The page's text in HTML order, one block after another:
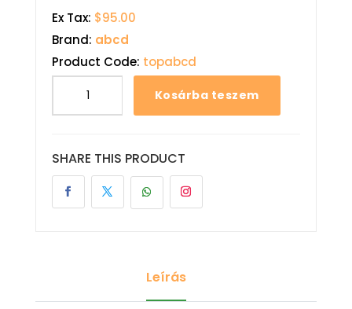
Ex Tax: $95.00
Brand: abcd
Product Code: topabcd
Kosárba teszem
SHARE THIS PRODUCT
Leírás